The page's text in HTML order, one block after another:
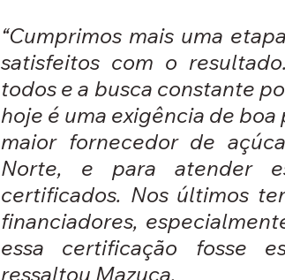
“Cumprimos mais uma
satisfeitos com o
todos e a busca constante
hoje é uma exigência de
maior fornecedor de
Norte, e para atender
certificados. Nos últimos
financiadores,
essa certificação fosse
ressaltou Mazuca.